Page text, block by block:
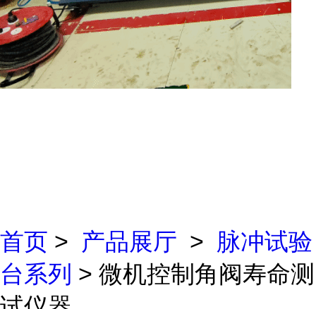
首页 > 产品展厅 > 脉冲试验
台系列 > 微机控制角阀寿命测